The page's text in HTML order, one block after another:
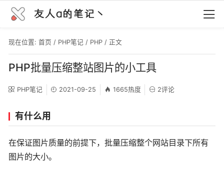
友人a的笔记丶
现在位置: 首页 / PHP笔记 / PHP / 正文
PHP批量压缩整站图片的小工具
PHP笔记 2021-09-25 1665热度 2评论
有什么用
在保证图片质量的前提下，批量压缩整个网站目录下所有
图片的大小。